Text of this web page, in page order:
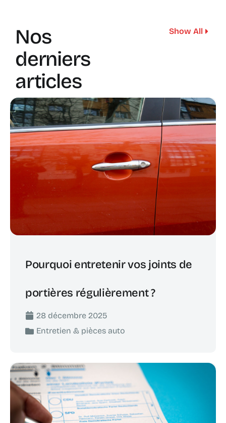
Nos
derniers
articles
Show All
Pourquoi entretenir vos joints de
portières régulièrement ?
28 décembre 2025
Entretien & pièces auto